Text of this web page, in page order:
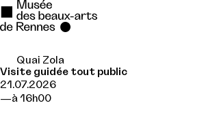
Se rendre au
Contenu principal
Quai Zola
Visite guidée tout public
21.07.2026
à 16h00